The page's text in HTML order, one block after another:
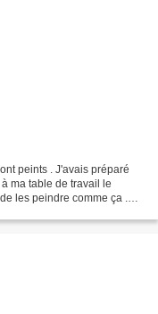
peints . J'avais préparé
ma table de travail le
les peindre comme ça .